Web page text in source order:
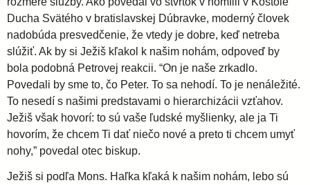
á
a
r
c
i
Ducha Svätého v bratislavskej Dúbravke, moderný človek
nadobúda presvedčenie, že vtedy je dobre, keď netreba
slúžiť. Ak by si Ježiš kľakol k našim nohám, odpoveď by
bola podobná Petrovej reakcii. “On je naše zrkadlo.
Povedali by sme to, čo Peter. To sa nehodí. To je nenáležité.
To nesedí s našimi predstavami o hierarchizácii vzťahov.
Ježiš však hovorí: to sú vaše ľudské myšlienky, ale ja Ti
hovorím, že chcem Ti dať niečo nové a preto ti chcem umyť
nohy,” povedal otec biskup.
Ježiš si podľa Mons. Haľka kľaká k našim nohám, lebo sú